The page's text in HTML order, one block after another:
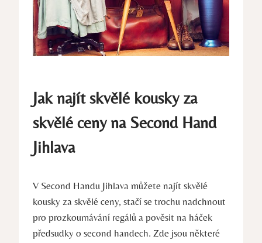
Jak najít skvělé kousky za
skvělé‍ ceny na Second ‌Hand
Jihlava
V Second Handu Jihlava můžete najít skvělé
kousky za skvělé ceny, stačí ‌se trochu nadchnout
pro prozkoumávání regálů a pověsit na háček
předsudky o second handech. ⁢Zde jsou některé